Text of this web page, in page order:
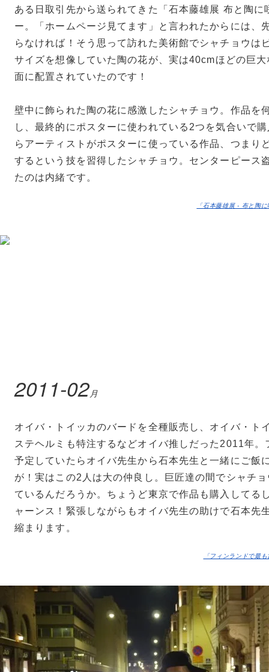
ある日取引先から送られてきた「石本藤雄展 布と陶に
ー。「ホームページ見てます」と言われたからには、
らなければ！そう思って訪れた美術館でシャチョウは
サイズを想像していた陶の花が、実は40cmほどの巨
面に配置されていたのです！
壁中に飾られた陶の花に感激したシャチョウ。作品を
し、最終的にポスターに使われている2つを気合いで
らアーティストがポスターに使っている作品、つまり
するという技を習得したシャチョウ。センターピース
たのは内緒です。
「石本藤雄展 - 布と陶
2011-02月
オイバ・トイッカのバードを全種販売し、オイバ・ト
ステヘルミも特注するなどオイバ推しだった2011年。
予定していたらオイバ先生から石本先生と一緒にご飯
が！実はこの2人は大の仲良し。巨匠達の間でシャチ
ているんだろうか。ちょうど東京で作品も購入してる
ャーンス！緊張しながらもオイバ先生の助けで石本先
縮まります。
「フィンランドで最